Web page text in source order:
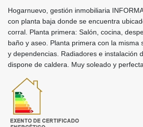
Hogarnuevo, gestión inmobiliaria
con planta baja donde se encuentra
corral. Planta primera: Salón, cocina,
baño y aseo. Planta primera con la misma
y dependencias. Radiadores e instalación
dispone de caldera. Muy soleado y